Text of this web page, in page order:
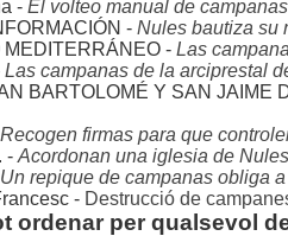
- El volteo manual de
- Nules bautiza su
MEDITERRÁNEO - Las
Las campanas de la arciprestal
BARTOLOMÉ Y SAN JAIME
Recogen firmas para que
- Acordonan una iglesia de
Un repique de campanas obliga
- Destrucció de
ordenar per qualsevol